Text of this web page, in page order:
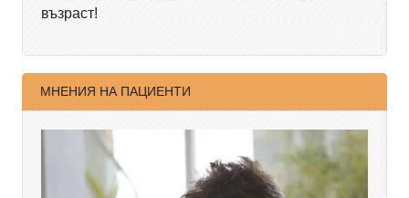
възраст!
МНЕНИЯ НА ПАЦИЕНТИ